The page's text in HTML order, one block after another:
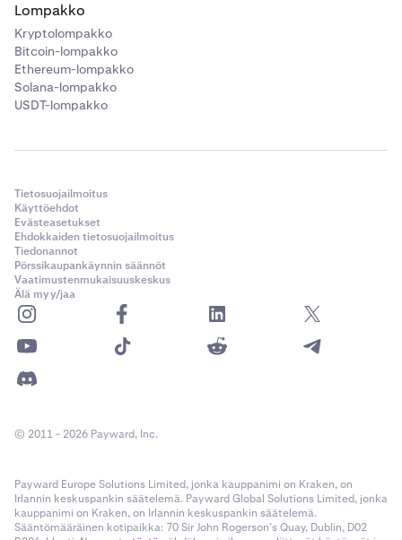
Lompakko
Kryptolompakko
Bitcoin-lompakko
Ethereum-lompakko
Solana-lompakko
USDT-lompakko
Tietosuojailmoitus
Käyttöehdot
Evästeasetukset
Ehdokkaiden tietosuojailmoitus
Tiedonannot
Pörssikaupankäynnin säännöt
Vaatimustenmukaisuuskeskus
Älä myy/jaa
© 2011 - 2026 Payward, Inc.
Payward Europe Solutions Limited, jonka kauppanimi on Kraken, on
Irlannin keskuspankin säätelemä. Payward Global Solutions Limited, jonka
kauppanimi on Kraken, on Irlannin keskuspankin säätelemä.
Sääntömääräinen kotipaikka: 70 Sir John Rogerson’s Quay, Dublin, D02